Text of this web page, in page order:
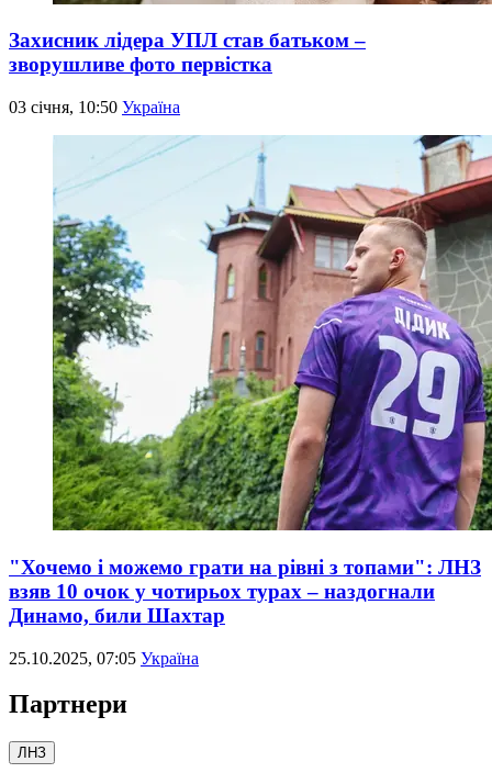
Захисник лідера УПЛ став батьком –
зворушливе фото первістка
03 січня, 10:50 Україна
"Хочемо і можемо грати на рівні з топами": ЛНЗ
взяв 10 очок у чотирьох турах – наздогнали
Динамо, били Шахтар
25.10.2025, 07:05 Україна
Партнери
ЛНЗ